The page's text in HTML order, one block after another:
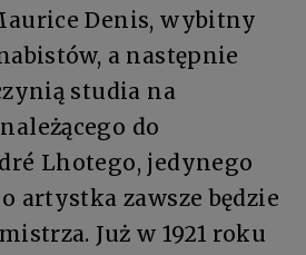
Denis, wybitny
a następnie
studia na
do
Lhotego, jedynego
artystka zawsze będzie
Już w 1921 roku